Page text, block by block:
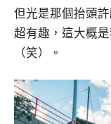
但光是那個抬頭
超有趣，這大概
（笑）。